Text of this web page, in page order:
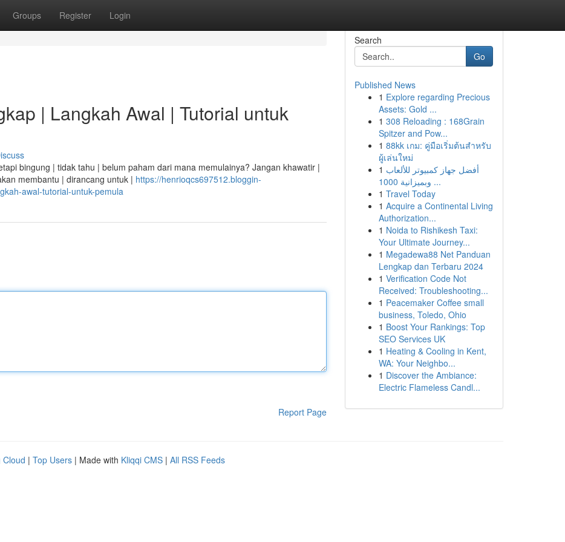
Groups Register Login
| Langkah Awal | Tutorial untuk
bingung | tidak tahu | belum paham dari mana memulainya? Jangan khawatir |
membantu | dirancang untuk | https://henrioqcs697512.bloggin-
awal-tutorial-untuk-pemula
Report Page
Search
Go
Published News
1 Explore regarding Precious
Assets: Gold ...
1 308 Reloading : 168Grain
Spitzer and Pow...
1 88kk เกม: คู่มือเริ่มต้นสำหรับ
ผู้เล่นใหม่
1 أفضل جهاز كمبيوتر للألعاب
وبميزانية 1000 ...
1 Travel Today
1 Acquire a Continental Living
Authorization...
1 Noida to Rishikesh Taxi:
Your Ultimate Journey...
1 Megadewa88 Net Panduan
Lengkap dan Terbaru 2024
1 Verification Code Not
Received: Troubleshooting...
1 Peacemaker Coffee small
business, Toledo, Ohio
1 Boost Your Rankings: Top
SEO Services UK
1 Heating & Cooling in Kent,
WA: Your Neighbo...
1 Discover the Ambiance:
Electric Flameless Candl...
Cloud | Top Users | Made with Kliqqi CMS | All RSS Feeds